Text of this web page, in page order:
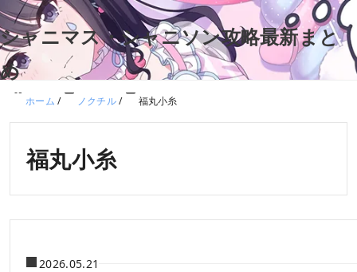
シャニマス・シャニソン攻略最新まと
め
ホーム / ノクチル/ 福丸小糸
福丸小糸
2026.05.21